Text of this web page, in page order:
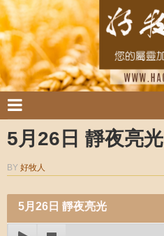
5月26日 靜夜亮光
BY 好牧人
5月26日 靜夜亮光